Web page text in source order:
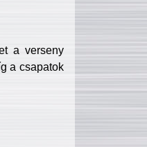
a verseny
a csapatok